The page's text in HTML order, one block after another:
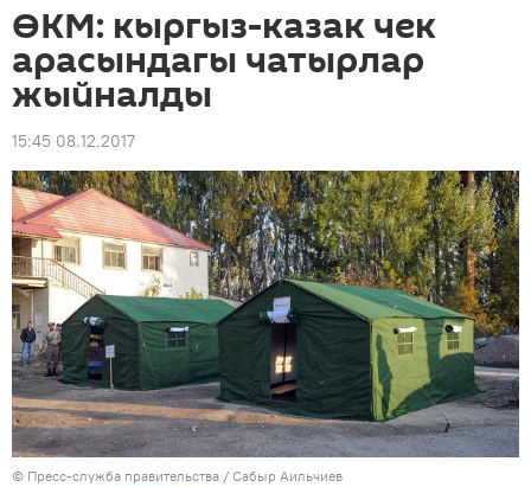
ӨКМ: кыргыз-казак чек
арасындагы чатырлар
жыйналды
15:45 08.12.2017
© Пресс-служба правительства / Сабыр Аильчиев